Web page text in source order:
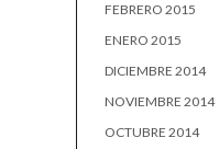
FEBRERO 2015
ENERO 2015
DICIEMBRE 2014
NOVIEMBRE 2014
OCTUBRE 2014